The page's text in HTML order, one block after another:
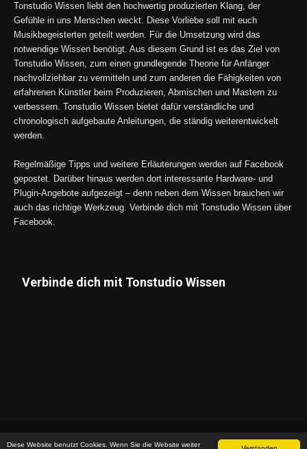
Diese Website benutzt Cookies. Wenn Sie die Website weiter
Tonstudio Wissen liebt den hochwertig produzierten Klang, der
Gefühle in uns Menschen weckt. Diese Vorliebe soll mit euch
Musikbegeisterten geteilt werden. Für die Umsetzung wird das
notwendige Wissen benötigt. Aus diesem Grund ist es das Ziel von
Tonstudio Wissen, zum einen grundlegende Theorie für Anfänger
nachvollziehbar zu vermitteln und zum anderen die Fähigkeiten von
erfahrenen Künstler beim Produzieren, Abmischen und Mastern zu
verbessern. Tonstudio Wissen bietet dafür verständliche und
chronologisch aufgebaute Anleitungen, die ständig weiterentwickelt
werden.
Regelmäßige Tipps und weitere Erläuterungen werden auf Facebook
gepostet. Darüber hinaus werden dort interessante Hardware- und
Plugin-Angebote aufgezeigt – denn neben dem Wissen brauchen wir
auch das richtige Werkzeug. Verbinde dich mit Tonstudio Wissen über
Facebook.
Verbinde dich mit Tonstudio Wissen